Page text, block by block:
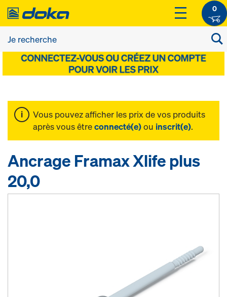
0
Vous pouvez afficher les prix de vos produits
après vous êtreconnecté(e)ou inscrit(e).
Ancrage Framax Xlife plus
20,0